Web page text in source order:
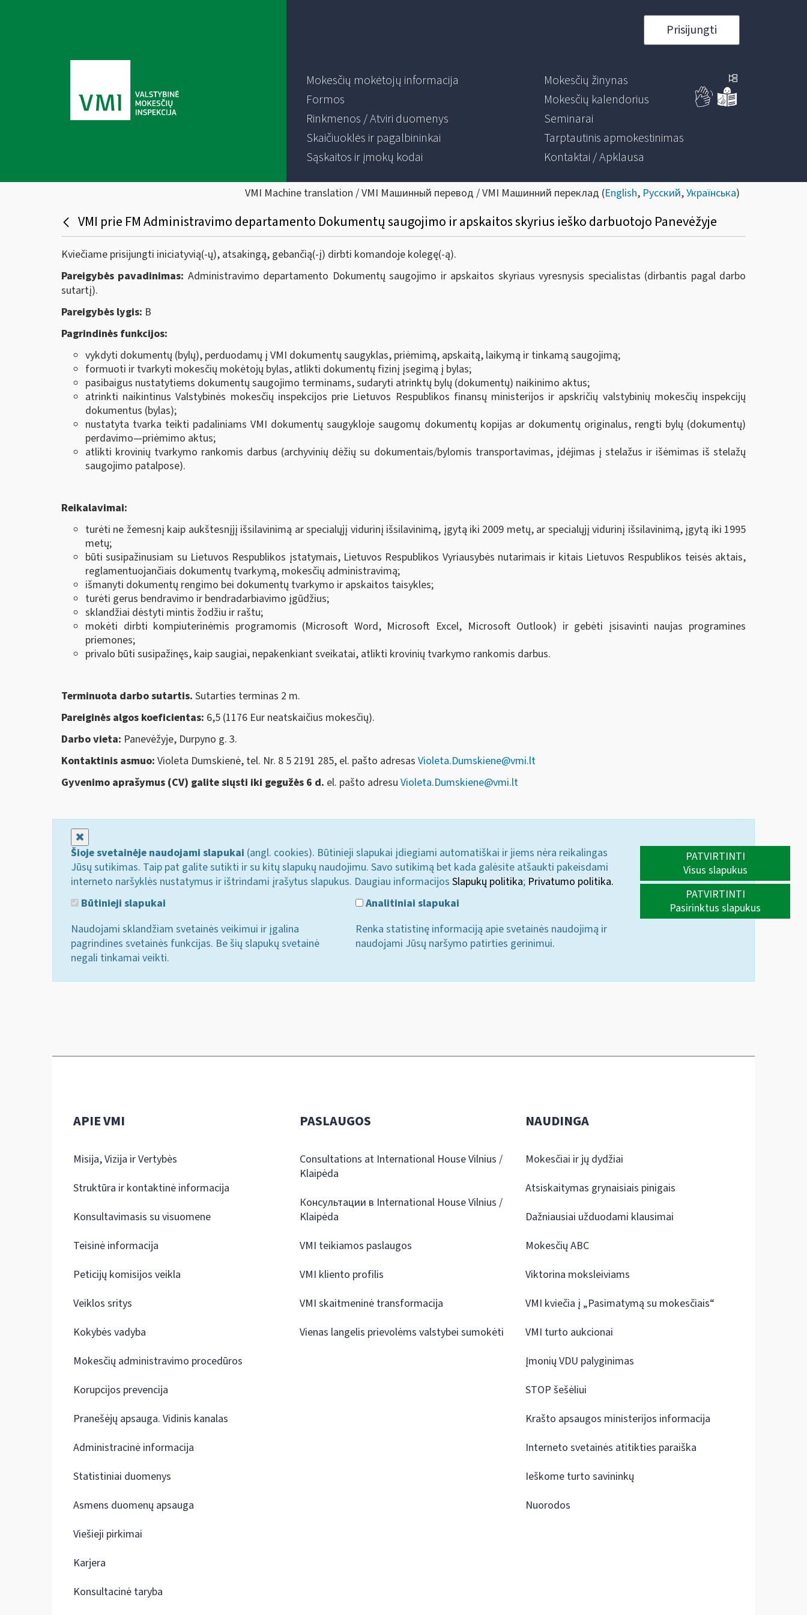
Prisijungti
Mokesčių mokėtojų informacija
Formos
Rinkmenos / Atviri duomenys
Skaičiuoklės ir pagalbininkai
Sąskaitos ir įmokų kodai
Mokesčių žinynas
Mokesčių kalendorius
Seminarai
Tarptautinis apmokestinimas
Kontaktai / Apklausa
VMI Machine translation / VMI Машинный перевод / VMI Машинний переклад (English, Русский,Українська)
VMI prie FM Administravimo departamento Dokumentų saugojimo ir apskaitos skyrius ieško darbuotojo Panevėžyje
Kviečiame prisijungti iniciatyvią(-ų), atsakingą, gebančią(-į) dirbti komandoje kolegę(-ą).
Pareigybės pavadinimas: Administravimo departamento Dokumentų saugojimo ir apskaitos skyriaus vyresnysis specialistas (dirbantis pagal darbo
sutartį).
Pareigybės lygis: B
Pagrindinės funkcijos:
vykdyti dokumentų (bylų), perduodamų į VMI dokumentų saugyklas, priėmimą, apskaitą, laikymą ir tinkamą saugojimą;
formuoti ir tvarkyti mokesčių mokėtojų bylas, atlikti dokumentų fizinį įsegimą į bylas;
pasibaigus nustatytiems dokumentų saugojimo terminams, sudaryti atrinktų bylų (dokumentų) naikinimo aktus;
atrinkti naikintinus Valstybinės mokesčių inspekcijos prie Lietuvos Respublikos finansų ministerijos ir apskričių valstybinių mokesčių inspekcijų
dokumentus (bylas);
nustatyta tvarka teikti padaliniams VMI dokumentų saugykloje saugomų dokumentų kopijas ar dokumentų originalus, rengti bylų (dokumentų)
perdavimo—priėmimo aktus;
atlikti krovinių tvarkymo rankomis darbus (archyvinių dėžių su dokumentais/bylomis transportavimas, įdėjimas į stelažus ir išėmimas iš stelažų
saugojimo patalpose).
Reikalavimai:
turėti ne žemesnį kaip aukštesnįjį išsilavinimą ar specialųjį vidurinį išsilavinimą, įgytą iki 2009 metų, ar specialųjį vidurinį išsilavinimą, įgytą iki 1995
metų;
būti susipažinusiam su Lietuvos Respublikos įstatymais, Lietuvos Respublikos Vyriausybės nutarimais ir kitais Lietuvos Respublikos teisės aktais,
reglamentuojančiais dokumentų tvarkymą, mokesčių administravimą;
išmanyti dokumentų rengimo bei dokumentų tvarkymo ir apskaitos taisykles;
turėti gerus bendravimo ir bendradarbiavimo įgūdžius;
sklandžiai dėstyti mintis žodžiu ir raštu;
mokėti dirbti kompiuterinėmis programomis (Microsoft Word, Microsoft Excel, Microsoft Outlook) ir gebėti įsisavinti naujas programines
priemones;
privalo būti susipažinęs, kaip saugiai, nepakenkiant sveikatai, atlikti krovinių tvarkymo rankomis darbus.
Terminuota darbo sutartis. Sutarties terminas 2 m.
Pareiginės algos koeficientas: 6,5 (1176 Eur neatskaičius mokesčių).
Darbo vieta: Panevėžyje, Durpyno g. 3.
Kontaktinis asmuo: Violeta Dumskienė, tel. Nr. 8 5 2191 285, el. pašto adresas Violeta.Dumskiene@vmi.lt
Gyvenimo aprašymus (CV) galite siųsti iki gegužės 6 d. el. pašto adresu Violeta.Dumskiene@vmi.lt
Šioje svetainėje naudojami slapukai (angl. cookies). Būtinieji slapukai įdiegiami automatiškai ir jiems nėra reikalingas
Jūsų sutikimas. Taip pat galite sutikti ir su kitų slapukų naudojimu. Savo sutikimą bet kada galėsite atšaukti pakeisdami
interneto naršyklės nustatymus ir ištrindami įrašytus slapukus. Daugiau informacijos Slapukų politika; Privatumo politika.
Būtinieji slapukai
Naudojami sklandžiam svetainės veikimui ir įgalina
pagrindines svetainės funkcijas. Be šių slapukų svetainė
negali tinkamai veikti.
Analitiniai slapukai
Renka statistinę informaciją apie svetainės naudojimą ir
naudojami Jūsų naršymo patirties gerinimui.
PATVIRTINTI
Visus slapukus
PATVIRTINTI
Pasirinktus slapukus
APIE VMI
Misija, Vizija ir Vertybės
Struktūra ir kontaktinė informacija
Konsultavimasis su visuomene
Teisinė informacija
Peticijų komisijos veikla
Veiklos sritys
Kokybės vadyba
Mokesčių administravimo procedūros
Korupcijos prevencija
Pranešėjų apsauga. Vidinis kanalas
Administracinė informacija
Statistiniai duomenys
Asmens duomenų apsauga
Viešieji pirkimai
Karjera
Konsultacinė taryba
PASLAUGOS
Consultations at International House Vilnius /
Klaipėda
Консультации в International House Vilnius /
Klaipėda
VMI teikiamos paslaugos
VMI kliento profilis
VMI skaitmeninė transformacija
Vienas langelis prievolėms valstybei sumokėti
NAUDINGA
Mokesčiai ir jų dydžiai
Atsiskaitymas grynaisiais pinigais
Dažniausiai užduodami klausimai
Mokesčių ABC
Viktorina moksleiviams
VMI kviečia į „Pasimatymą su mokesčiais“
VMI turto aukcionai
Įmonių VDU palyginimas
STOP šešėliui
Krašto apsaugos ministerijos informacija
Interneto svetainės atitikties paraiška
Ieškome turto savininkų
Nuorodos